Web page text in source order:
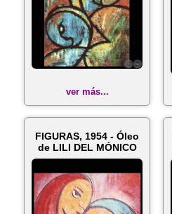
ver más...
FIGURAS, 1954 - Óleo
de LILI DEL MÓNICO